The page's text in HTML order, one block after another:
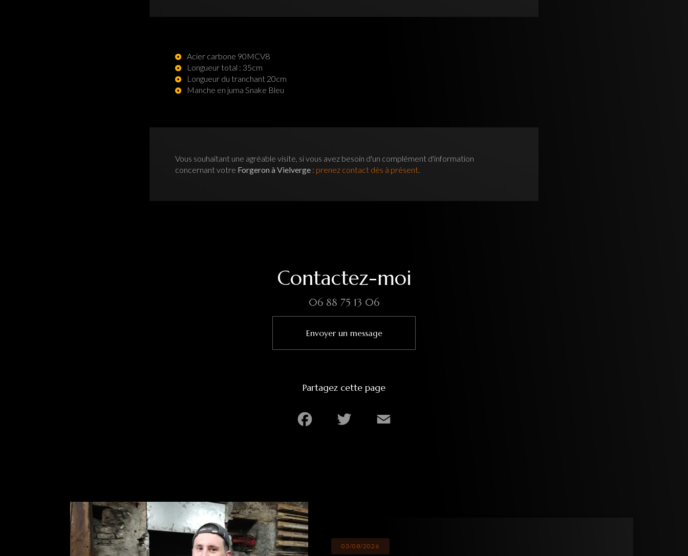
Acier carbone 90MCV8
Longueur total : 35cm
Longueur du tranchant 20cm
Manche en juma Snake Bleu
Vous souhaitant une agréable visite, si vous avez besoin d'un complément d'information
concernant votre Forgeron à Vielverge : prenez contact dès à présent.
Contactez-moi
06 88 75 13 06
Envoyer un message
Partagez cette page
03/08/2026